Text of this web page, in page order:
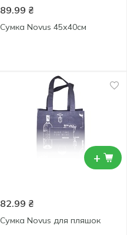
89.99 ₴
Сумка Novus 45х40см
+
82.99 ₴
Сумка Novus для пляшок